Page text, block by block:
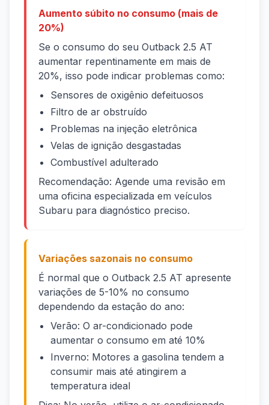
Aumento súbito no consumo (mais de
20%)
Se o consumo do seu Outback 2.5 AT
aumentar repentinamente em mais de
20%, isso pode indicar problemas como:
Sensores de oxigênio defeituosos
Filtro de ar obstruído
Problemas na injeção eletrônica
Velas de ignição desgastadas
Combustível adulterado
Recomendação: Agende uma revisão em
uma oficina especializada em veículos
Subaru para diagnóstico preciso.
Variações sazonais no consumo
É normal que o Outback 2.5 AT apresente
variações de 5-10% no consumo
dependendo da estação do ano:
Verão: O ar-condicionado pode
aumentar o consumo em até 10%
Inverno: Motores a gasolina tendem a
consumir mais até atingirem a
temperatura ideal